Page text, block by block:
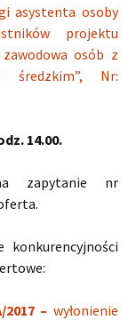
asystenta osoby
projektu
osób z
średzkim”, Nr:
14.00.
zapytanie nr
– wyłonienie